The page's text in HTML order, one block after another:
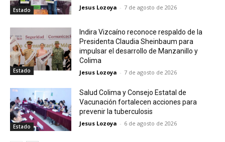
Estado Jesus Lozoya - 7 de agosto de 2026
Estado
Indira Vizcaíno reconoce respaldo de la
Presidenta Claudia Sheinbaum para
impulsar el desarrollo de Manzanillo y
Colima
Jesus Lozoya - 7 de agosto de 2026
Estado
Salud Colima y Consejo Estatal de
Vacunación fortalecen acciones para
prevenir la tuberculosis
Jesus Lozoya - 6 de agosto de 2026